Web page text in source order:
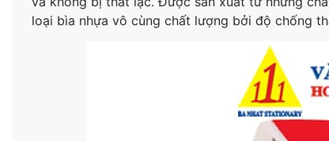
loại bìa nhựa vô cùng chất lượng bởi độ chống